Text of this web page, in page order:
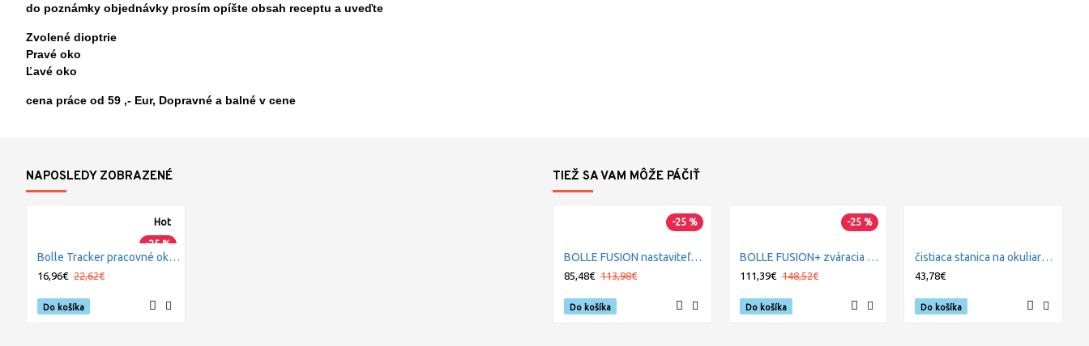
do poznámky objednávky prosím opíšte obsah receptu a uveďte
Zvolené dioptrie
Pravé oko
Ľavé oko
cena práce od 59 ,- Eur, Dopravné a balné v cene
NAPOSLEDY ZOBRAZENÉ
Hot
-25 %
Bolle Tracker pracovné okuliare číre
16,96€ 22,62€
Do košíka
TIEŽ SA VAM MÔŽE PÁČIŤ
-25 %
BOLLE FUSION nastaviteľný filter
85,48€ 113,98€
Do košíka
-25 %
BOLLE FUSION+ zváracia maska
111,39€ 148,52€
Do košíka
čistiaca stanica na okuliare BOLLE PACD250
43,78€
Do košíka